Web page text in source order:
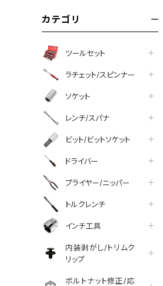
カテゴリ
ツールセット
ラチェット/スピンナー
ソケット
レンチ/スパナ
ビット/ビットソケット
ドライバー
プライヤー/ニッパー
トルクレンチ
インチ工具
内装剥がし/トリムク
リップ
ボルトナット修正/応
facebook
line